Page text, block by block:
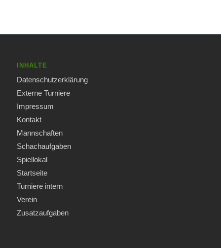
INHALTE
Datenschutzerklärung
Externe Turniere
Impressum
Kontakt
Mannschaften
Schachaufgaben
Spiellokal
Startseite
Turniere intern
Verein
Zusatzaufgaben